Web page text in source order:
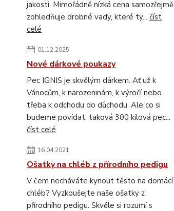
jakosti. Mimořádně nízká cena samozřejmě
zohledňuje drobné vady, které ty... číst
celé
01.12.2025
Nové dárkové poukazy
Pec IGNIS je skvělým dárkem. Ať už k
Vánocům, k narozeninám, k výročí nebo
třeba k odchodu do důchodu. Ale co si
budeme povídat, taková 300 kilová pec...
číst celé
16.04.2021
Ošatky na chléb z přírodního pedigu
V čem necháváte kynout těsto na domácí
chléb? Vyzkoušejte naše ošatky z
přírodního pedigu. Skvěle si rozumí s